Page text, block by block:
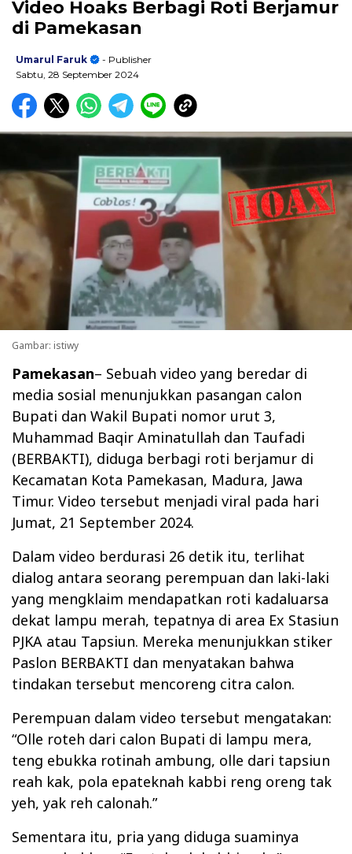
Video Hoaks Berbagi Roti Berjamur
di Pamekasan
Umarul Faruk
- Publisher
Sabtu, 28 September 2024
Gambar: istiwy
Pamekasan– Sebuah video yang beredar di
media sosial menunjukkan pasangan calon
Bupati dan Wakil Bupati nomor urut 3,
Muhammad Baqir Aminatullah dan Taufadi
(BERBAKTI), diduga berbagi roti berjamur di
Kecamatan Kota Pamekasan, Madura, Jawa
Timur. Video tersebut menjadi viral pada hari
Jumat, 21 September 2024.
Dalam video berdurasi 26 detik itu, terlihat
dialog antara seorang perempuan dan laki-laki
yang mengklaim mendapatkan roti kadaluarsa
dekat lampu merah, tepatnya di area Ex Stasiun
PJKA atau Tapsiun. Mereka menunjukkan stiker
Paslon BERBAKTI dan menyatakan bahwa
tindakan tersebut mencoreng citra calon.
Perempuan dalam video tersebut mengatakan:
“Olle roteh dari calon Bupati di lampu mera,
teng ebukka rotinah ambung, olle dari tapsiun
reah kak, pola epateknah kabbi reng oreng tak
yeh, yak reh calonah.”
Sementara itu, pria yang diduga suaminya